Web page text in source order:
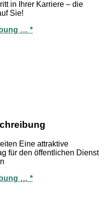
in Ihrer Karriere – die
Sie!
… *
Eine attraktive
für den öffentlichen Dienst
… *